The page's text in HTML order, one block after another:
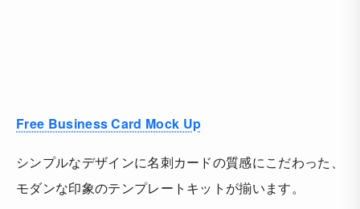
Free Business Card Mock Up
シンプルなデザインに名刺カードの質感にこだわった、
モダンな印象のテンプレートキットが揃います。